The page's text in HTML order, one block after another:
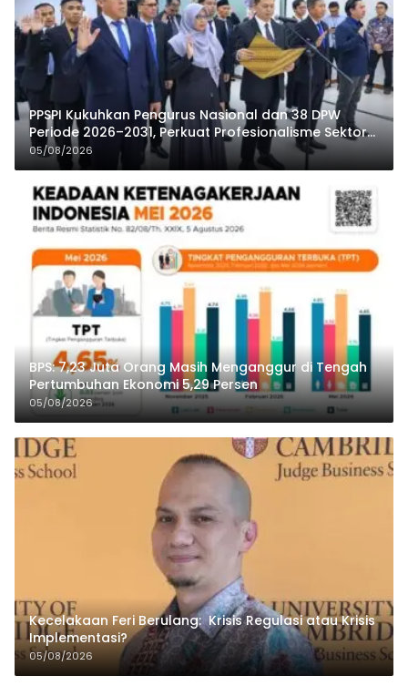
PPSPI Kukuhkan Pengurus Nasional dan 38 DPW
Periode 2026–2031, Perkuat Profesionalisme Sektor
Publik
05/08/2026
BPS: 7,23 Juta Orang Masih Menganggur di Tengah
Pertumbuhan Ekonomi 5,29 Persen
05/08/2026
Kecelakaan Feri Berulang: Krisis Regulasi atau Krisis
Implementasi?
05/08/2026